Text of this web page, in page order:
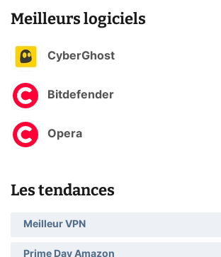
Meilleurs logiciels
CyberGhost
Bitdefender
Opera
Les tendances
Meilleur VPN
Prime Day Amazon